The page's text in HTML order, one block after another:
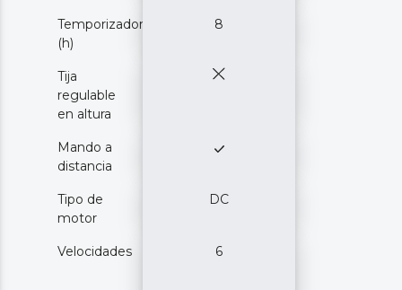
Temporizador
(h)
8
Tija
regulable
en altura
Mando a
distancia
Tipo de
motor
DC
Velocidades 6